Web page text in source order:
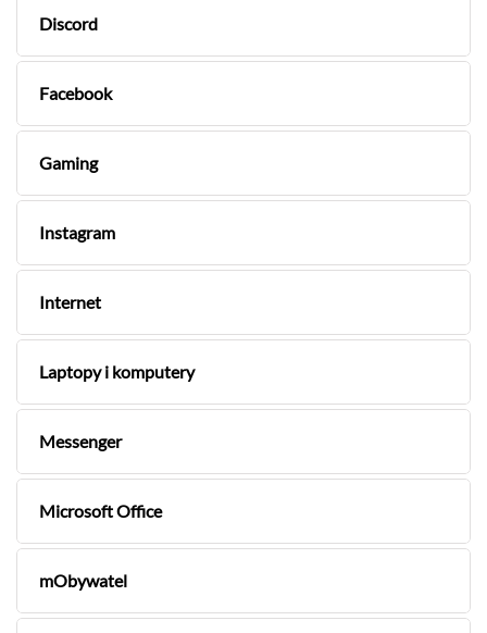
Discord
Facebook
Gaming
Instagram
Internet
Laptopy i komputery
Messenger
Microsoft Office
mObywatel